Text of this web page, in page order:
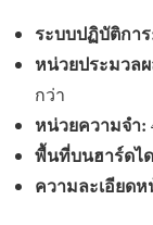
ระบบปฏิบัติกา
หน่วยประมวล
กว่า
หน่วยความจำ:
พื้นที่บนฮาร์ดไ
ความละเอียด